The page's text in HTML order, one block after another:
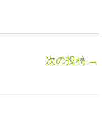
次の投稿 →